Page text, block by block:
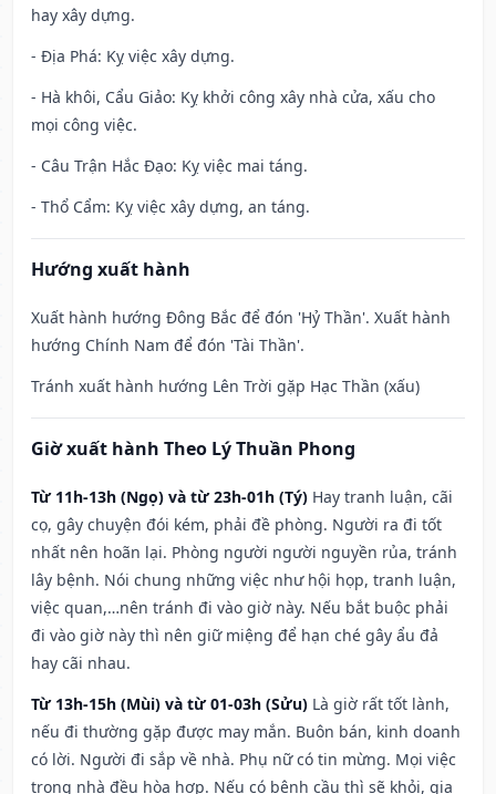
hay xây dựng.
- Địa Phá: Kỵ việc xây dựng.
- Hà khôi, Cẩu Giảo: Kỵ khởi công xây nhà cửa, xấu cho
mọi công việc.
- Câu Trận Hắc Đạo: Kỵ việc mai táng.
- Thổ Cẩm: Kỵ việc xây dựng, an táng.
Hướng xuất hành
Xuất hành hướng Đông Bắc để đón 'Hỷ Thần'. Xuất hành
hướng Chính Nam để đón 'Tài Thần'.
Tránh xuất hành hướng Lên Trời gặp Hạc Thần (xấu)
Giờ xuất hành Theo Lý Thuần Phong
Từ 11h-13h (Ngọ) và từ 23h-01h (Tý) Hay tranh luận, cãi
cọ, gây chuyện đói kém, phải đề phòng. Người ra đi tốt
nhất nên hoãn lại. Phòng người người nguyền rủa, tránh
lây bệnh. Nói chung những việc như hội họp, tranh luận,
việc quan,…nên tránh đi vào giờ này. Nếu bắt buộc phải
đi vào giờ này thì nên giữ miệng để hạn ché gây ẩu đả
hay cãi nhau.
Từ 13h-15h (Mùi) và từ 01-03h (Sửu) Là giờ rất tốt lành,
nếu đi thường gặp được may mắn. Buôn bán, kinh doanh
có lời. Người đi sắp về nhà. Phụ nữ có tin mừng. Mọi việc
trong nhà đều hòa hợp. Nếu có bệnh cầu thì sẽ khỏi, gia